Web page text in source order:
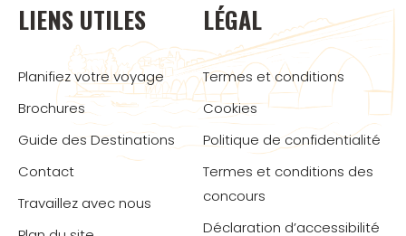
LIENS UTILES
Planifiez votre voyage
Brochures
Guide des Destinations
Contact
Travaillez avec nous
LÉGAL
Termes et conditions
Cookies
Politique de confidentialité
Termes et conditions des
concours
Déclaration d’accessibilité